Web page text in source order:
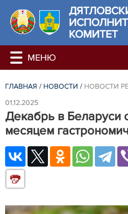
КОМИТЕТ
ГЛАВНАЯ / НОВОСТИ / НОВОСТИ
01.12.2025
Декабрь в Беларуси
месяцем